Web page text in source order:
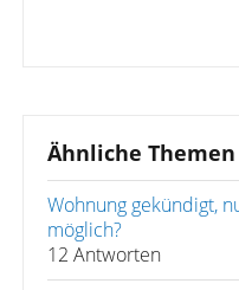
Ähnliche Themen
Wohnung gekündigt,
möglich?
12 Antworten